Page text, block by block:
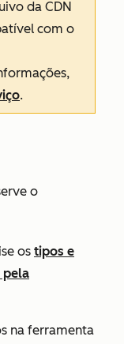
da CDN
com o
.
o
os tipos e
pela
na ferramenta